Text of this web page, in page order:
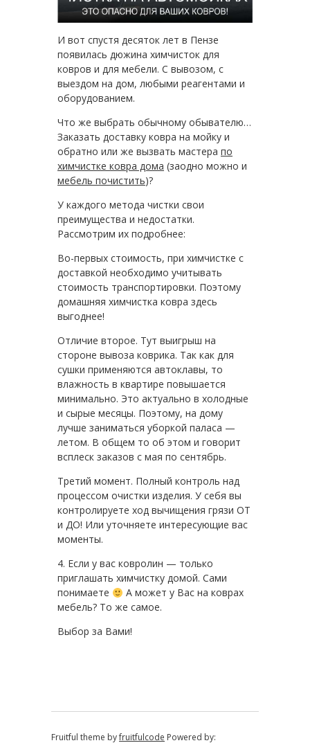
И вот спустя десяток лет в Пензе
появилась дюжина химчисток для
ковров и для мебели. С вывозом, с
выездом на дом, любыми реагентами и
оборудованием.
Что же выбрать обычному обывателю…
Заказать доставку ковра на мойку и
обратно или же вызвать мастера по
химчистке ковра дома (заодно можно и
мебель почистить)?
У каждого метода чистки свои
преимущества и недостатки.
Рассмотрим их подробнее:
Во-первых стоимость, при химчистке с
доставкой необходимо учитывать
стоимость транспортировки. Поэтому
домашняя химчистка ковра здесь
выгоднее!
Отличие второе. Тут выигрыш на
стороне вывоза коврика. Так как для
сушки применяются автоклавы, то
влажность в квартире повышается
минимально. Это актуально в холодные
и сырые месяцы. Поэтому, на дому
лучше заниматься уборкой паласа —
летом. В общем то об этом и говорит
всплеск заказов с мая по сентябрь.
Третий момент. Полный контроль над
процессом очистки изделия. У себя вы
контролируете ход вычищения грязи ОТ
и ДО! Или уточняете интересующие вас
моменты.
4. Если у вас ковролин — только
приглашать химчистку домой. Сами
понимаете
А может у Вас на коврах
мебель? То же самое.
Выбор за Вами!
Fruitful theme byfruitfulcode Powered by: